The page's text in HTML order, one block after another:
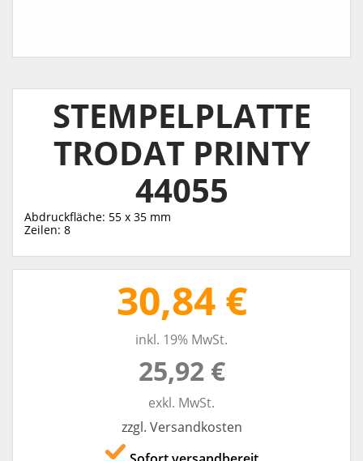
STEMPELPLATTE
TRODAT PRINTY
44055
Abdruckfläche: 55 x 35 mm
Zeilen: 8
30,84 €
inkl. 19% MwSt.
25,92 €
exkl. MwSt.
zzgl. Versandkosten